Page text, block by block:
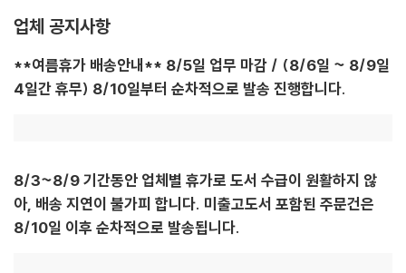
업체 공지사항
**여름휴가 배송안내** 8/5일 업무 마감 / (8/6일 ~ 8/9일
4일간 휴무) 8/10일부터 순차적으로 발송 진행합니다.
8/3~8/9 기간동안 업체별 휴가로 도서 수급이 원활하지 않
아, 배송 지연이 불가피 합니다. 미출고도서 포함된 주문건은
8/10일 이후 순차적으로 발송됩니다.